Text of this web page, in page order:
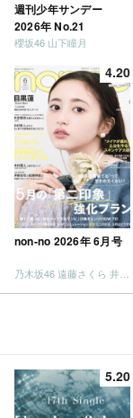
週刊少年サンデー
2026年 No.21
櫻坂46 山下瞳月
4.20
non-no 2026年 6月号
乃木坂46 遠藤さくら 井上和 / 日向坂46 小坂菜緒
5.20